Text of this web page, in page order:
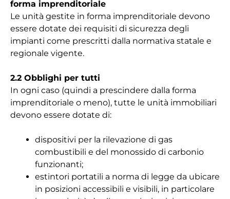
forma imprenditoriale
Le unità gestite in forma imprenditoriale devono
essere dotate dei requisiti di sicurezza degli
impianti come prescritti dalla normativa statale e
regionale vigente.
2.2 Obblighi per tutti
In ogni caso (quindi a prescindere dalla forma
imprenditoriale o meno), tutte le unità immobiliari
devono essere dotate di:
dispositivi per la rilevazione di gas
combustibili e del monossido di carbonio
funzionanti;
estintori portatili a norma di legge da ubicare
in posizioni accessibili e visibili, in particolare